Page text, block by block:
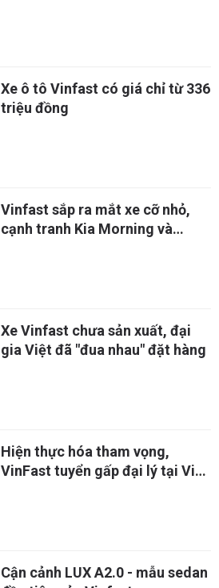
Xe ô tô Vinfast có giá chỉ từ 336
triệu đồng
Vinfast sắp ra mắt xe cỡ nhỏ,
cạnh tranh Kia Morning và
Xe Vinfast chưa sản xuất, đại
gia Việt đã "đua nhau" đặt hàng
Hiện thực hóa tham vọng,
VinFast tuyển gấp đại lý tại Việt
Cận cảnh LUX A2.0 - mẫu sedan